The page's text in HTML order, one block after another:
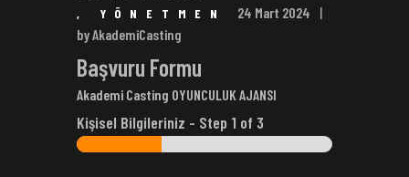
, YÖNETMEN
24 Mart 2024
by AkademiCasting
Başvuru Formu
Akademi Casting OYUNCULUK AJANSI
Kişisel Bilgileriniz - Step 1 of 3